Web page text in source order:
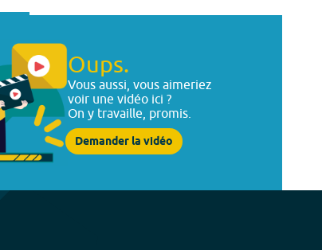
Oups.
Vous aussi, vous aimeriez
voir une vidéo ici ?
On y travaille, promis.
Demander la vidéo